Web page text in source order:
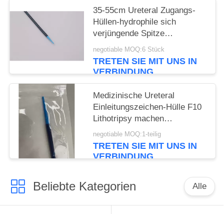
35-55cm Ureteral Zugangs-
Hüllen-hydrophile sich
verjüngende Spitze
Ureteroscopy
negotiable MOQ:6 Stück
TRETEN SIE MIT UNS IN
VERBINDUNG
Medizinische Ureteral
Einleitungszeichen-Hülle F10
Lithotripsy machen
hydrophiles
Verbrauchsmaterial glatt
negotiable MOQ:1-teilig
TRETEN SIE MIT UNS IN
VERBINDUNG
Beliebte Kategorien Alle